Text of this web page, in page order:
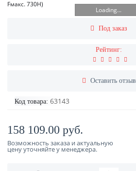
Loading...
Под заказ
Рейтинг:
Оставить отзыв
Код товара: 63143
158 109.00 руб.
Возможность заказа и актуальную
цену уточняйте у менеджера.